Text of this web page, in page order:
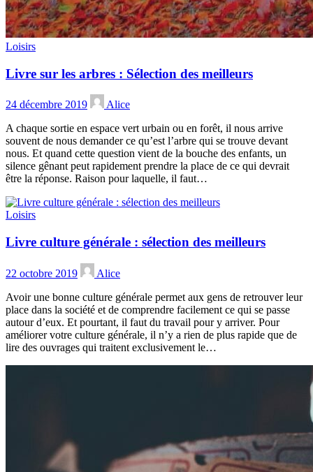
Loisirs
Livre sur les arbres : Sélection des meilleurs
24 décembre 2019
Alice
A chaque sortie en espace vert urbain ou en forêt, il nous arrive
souvent de nous demander ce qu’est l’arbre qui se trouve devant
nous. Et quand cette question vient de la bouche des enfants, un
silence gênant peut rapidement prendre la place de ce qui devrait
être la réponse. Raison pour laquelle, il faut…
Loisirs
Livre culture générale : sélection des meilleurs
22 octobre 2019
Alice
Avoir une bonne culture générale permet aux gens de retrouver leur
place dans la société et de comprendre facilement ce qui se passe
autour d’eux. Et pourtant, il faut du travail pour y arriver. Pour
améliorer votre culture générale, il n’y a rien de plus rapide que de
lire des ouvrages qui traitent exclusivement le…